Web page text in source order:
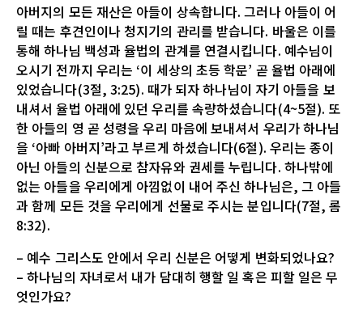
아버지의 모든 재산은 아들이 상속합니다. 그러나 아들이 어
릴 때는 후견인이나 청지기의 관리를 받습니다. 바울은 이를
통해 하나님 백성과 율법의 관계를 연결시킵니다. 예수님이
오시기 전까지 우리는 ‘이 세상의 초등 학문’ 곧 율법 아래에
있었습니다(3절, 3:25). 때가 되자 하나님이 자기 아들을 보
내셔서 율법 아래에 있던 우리를 속량하셨습니다(4~5절). 또
한 아들의 영 곧 성령을 우리 마음에 보내셔서 우리가 하나님
을 ‘아빠 아버지’라고 부르게 하셨습니다(6절). 우리는 종이
아닌 아들의 신분으로 참자유와 권세를 누립니다. 하나밖에
없는 아들을 우리에게 아낌없이 내어 주신 하나님은, 그 아들
과 함께 모든 것을 우리에게 선물로 주시는 분입니다(7절, 롬
8:32).
– 예수 그리스도 안에서 우리 신분은 어떻게 변화되었나요?
– 하나님의 자녀로서 내가 담대히 행할 일 혹은 피할 일은 무
엇인가요?